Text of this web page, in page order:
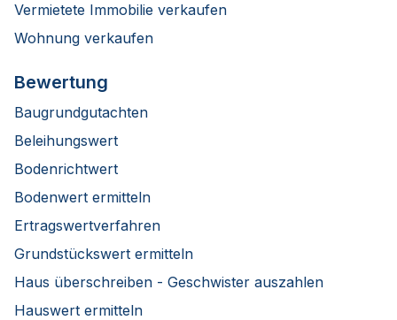
Vermietete Immobilie verkaufen
Wohnung verkaufen
Bewertung
Baugrundgutachten
Beleihungswert
Bodenrichtwert
Bodenwert ermitteln
Ertragswertverfahren
Grundstückswert ermitteln
Haus überschreiben - Geschwister auszahlen
Hauswert ermitteln